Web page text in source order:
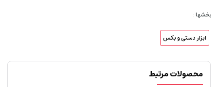
بخشها :
ابزار دستی و بکس
محصولات مرتبط